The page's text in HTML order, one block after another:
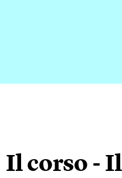
Il corso -